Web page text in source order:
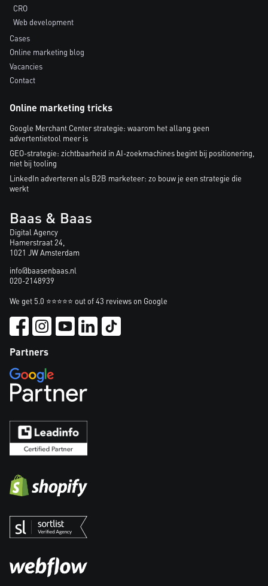
CRO
Web development
Cases
Online marketing blog
Vacancies
Contact
Online marketing tricks
Google Merchant Center strategie: waarom het allang geen
advertentietool meer is
GEO-strategie: zichtbaarheid in AI-zoekmachines begint bij positionering,
niet bij tooling
LinkedIn adverteren als B2B marketeer: zo bouw je een strategie die
werkt
Baas & Baas
Digital Agency
Hamerstraat 24,
1021 JW Amsterdam
info@baasenbaas.nl
020-2148939
We get 5.0 ⭐⭐⭐⭐⭐ out of 43 reviews on Google
Partners